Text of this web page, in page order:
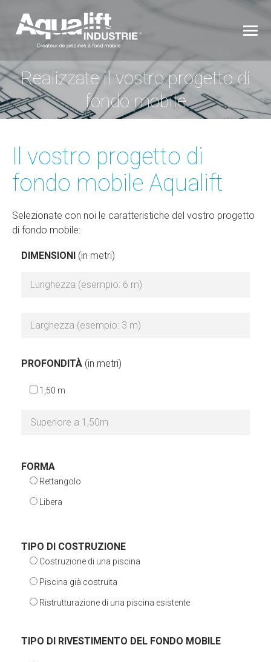
Realizzate il vostro progetto di
fondo mobile
You are here:
Il vostro progetto di
fondo mobile Aqualift
Selezionate con noi le caratteristiche del vostro progetto
di fondo mobile:
DIMENSIONI (in metri)
PROFONDITÀ (in metri)
1,50 m
FORMA
Rettangolo
Libera
TIPO DI COSTRUZIONE
Costruzione di una piscina
Piscina già costruita
Ristrutturazione di una piscina esistente
TIPO DI RIVESTIMENTO DEL FONDO MOBILE